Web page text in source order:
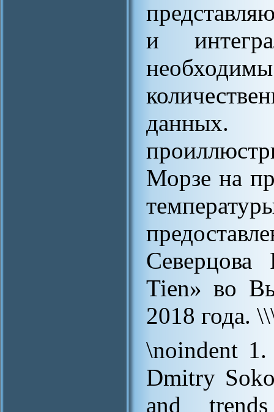
и
данных.
Морзе на
Tien» во
2018 года.
\noindent
Dmitry
and